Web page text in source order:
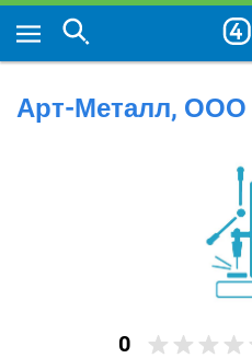
Арт-Металл, ООО
0